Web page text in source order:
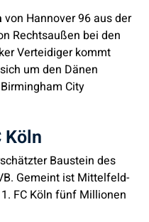
von Hannover 96 aus der
Rechtsaußen bei den
Verteidiger kommt
um den Dänen
City
Köln
Baustein des
Gemeint ist Mittelfeld-
FC Köln fünf Millionen